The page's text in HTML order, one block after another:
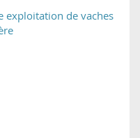
exploitation de vaches